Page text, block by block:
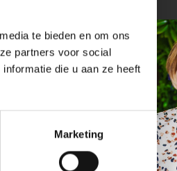
te bieden en om ons
partners voor social
die u aan ze heeft
Marketing